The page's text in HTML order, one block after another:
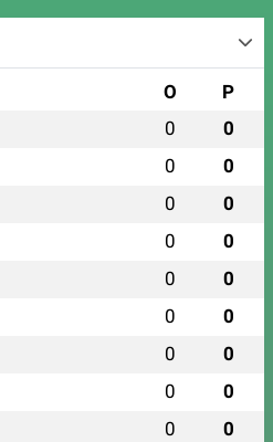
O P
0 0
0 0
0 0
0 0
0 0
0 0
0 0
0 0
0 0